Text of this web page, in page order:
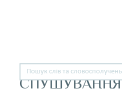
СПУШУВАННЯ